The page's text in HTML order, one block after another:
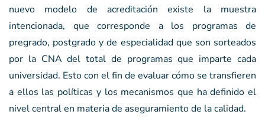
nuevo modelo de acreditación existe la muestra
intencionada, que corresponde a los programas de
pregrado, postgrado y de especialidad que son sorteados
por la CNA del total de programas que imparte cada
universidad. Esto con el fin de evaluar cómo se transfieren
a ellos las políticas y los mecanismos que ha definido el
nivel central en materia de aseguramiento de la calidad.